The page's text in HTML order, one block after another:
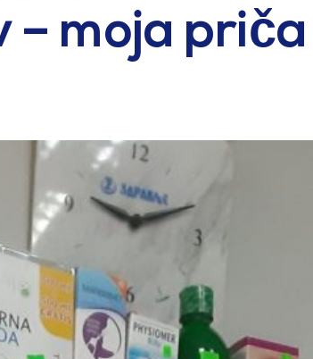
– moja priča